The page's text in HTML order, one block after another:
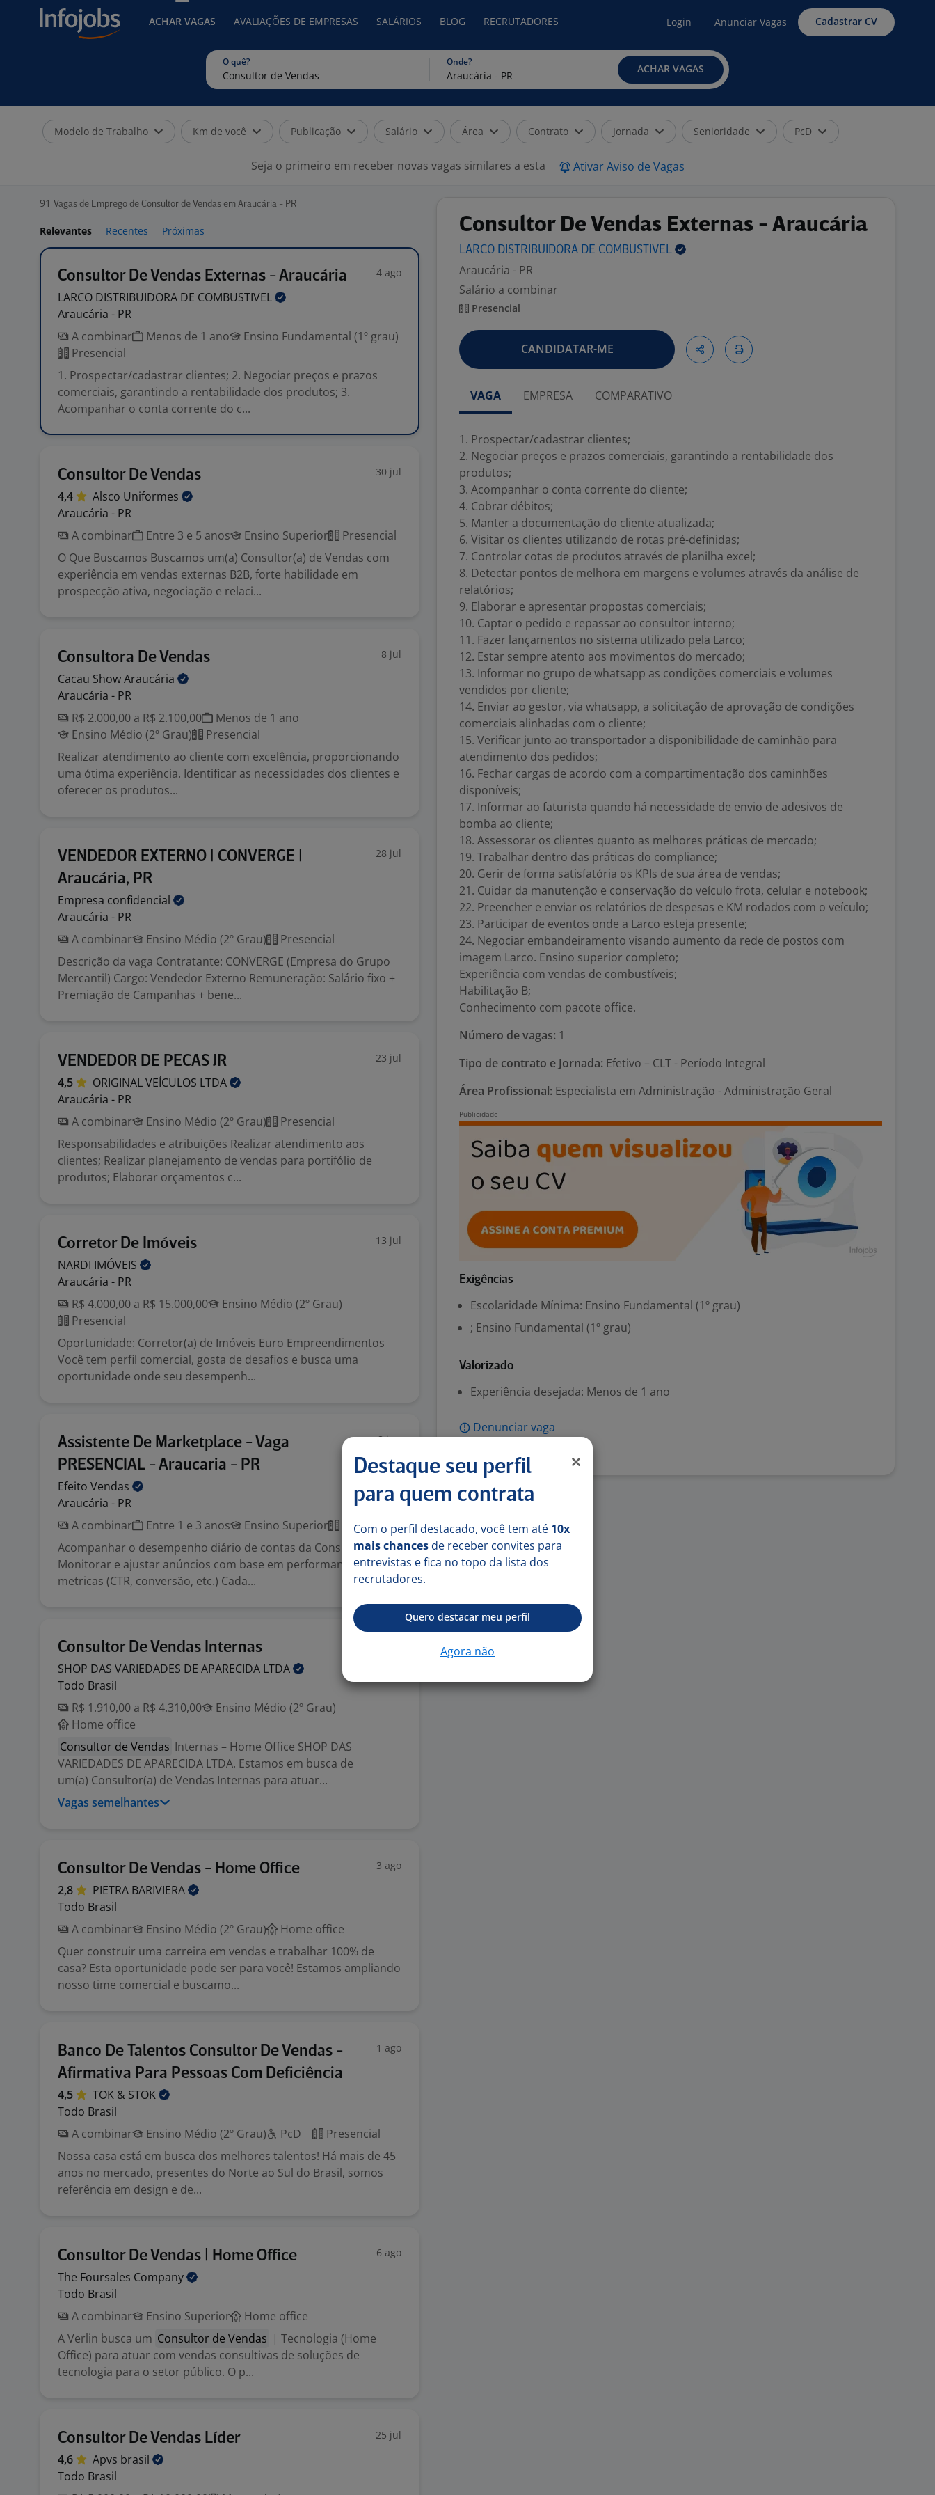
ACHAR VAGAS AVALIAÇÕES DE EMPRESAS SALÁRIOS BLOG RECRUTADORES Login Anunciar Vagas Cadastrar CV
O quê? Onde?
ACHAR VAGAS
Modelo de Trabalho Km de você Publicação Salário Área Contrato Jornada Senioridade PcD
Seja o primeiro em receber novas vagas similares a esta Ativar Aviso de Vagas
91 Vagas de Emprego de Consultor de Vendas em Araucária - PR
Relevantes Recentes Próximas
Consultor De Vendas Externas - Araucária 4 ago
LARCO DISTRIBUIDORA DE COMBUSTIVEL
Araucária - PR
A combinar
Menos de 1 ano
Ensino Fundamental (1º grau)
Presencial
1. Prospectar/cadastrar clientes; 2. Negociar preços e prazos
comerciais, garantindo a rentabilidade dos produtos; 3.
Acompanhar o conta corrente do c...
Consultor De Vendas 30 jul
4,4 Alsco Uniformes
Araucária - PR
A combinar
Entre 3 e 5 anos Ensino Superior
Presencial
O Que Buscamos Buscamos um(a) Consultor(a) de Vendas com
experiência em vendas externas B2B, forte habilidade em
prospecção ativa, negociação e relaci...
Consultora De Vendas 8 jul
Cacau ShowAraucária
Araucária - PR
R$ 2.000,00 a R$ 2.100,00
Menos de 1 ano
Ensino Médio (2º Grau)
Presencial
Realizar atendimento ao cliente com excelência, proporcionando
uma ótima experiência. Identificar as necessidades dos clientes e
oferecer os produtos...
VENDEDOR EXTERNO | CONVERGE |
Araucária, PR
28 jul
Empresa confidencial
Araucária - PR
A combinar
Ensino Médio (2º Grau)
Presencial
Descrição da vaga Contratante: CONVERGE (Empresa do Grupo
Mercantil) Cargo: Vendedor Externo Remuneração: Salário fixo +
Premiação de Campanhas + bene...
VENDEDOR DE PECAS JR 23 jul
4,5 ORIGINAL VEÍCULOS LTDA
Araucária - PR
A combinar
Ensino Médio (2º Grau)
Presencial
Responsabilidades e atribuições Realizar atendimento aos
clientes; Realizar planejamento de vendas para portifólio de
produtos; Elaborar orçamentos c...
Corretor De Imóveis 13 jul
NARDI IMÓVEIS
Araucária - PR
R$ 4.000,00 a R$ 15.000,00
Ensino Médio (2º Grau)
Presencial
Oportunidade: Corretor(a) de Imóveis Euro Empreendimentos
Você tem perfil comercial, gosta de desafios e busca uma
oportunidade onde seu desempenh...
Assistente De Marketplace - Vaga
PRESENCIAL - Araucaria - PR
8 jun
Efeito Vendas
Araucária - PR
A combinar
Entre 1 e 3 anos Ensino Superior
Presencial
Acompanhar o desempenho diário de contas da Consultoria.
Monitorar e ajustar anúncios com base em performance e
metricas (CTR, conversão, etc.) Cada...
Consultor De Vendas Internas
SHOP DAS VARIEDADES DE APARECIDA LTDA
Todo Brasil
R$ 1.910,00 a R$ 4.310,00
Ensino Médio (2º Grau)
Home office
Consultor de Vendas Internas – Home Office SHOP DAS
VARIEDADES DE APARECIDA LTDA. Estamos em busca de
um(a) Consultor(a) de Vendas Internas para atuar...
Vagas semelhantes
Consultor De Vendas - Home Office 3 ago
2,8 PIETRA BARIVIERA
Todo Brasil
A combinar
Ensino Médio (2º Grau)
Home office
Quer construir uma carreira em vendas e trabalhar 100% de
casa? Esta oportunidade pode ser para você! Estamos ampliando
nosso time comercial e buscamo...
Banco De Talentos Consultor De Vendas -
Afirmativa Para Pessoas Com Deficiência
1 ago
4,5 TOK & STOK
Todo Brasil
A combinar
Ensino Médio (2º Grau) PcD
Presencial
Nossa casa está em busca dos melhores talentos! Há mais de 45
anos no mercado, presentes do Norte ao Sul do Brasil, somos
referência em design e de...
Consultor De Vendas | Home Office 6 ago
The Foursales Company
Todo Brasil
A combinar
Ensino Superior
Home office
A Verlin busca um Consultor de Vendas | Tecnologia (Home
Office) para atuar com vendas consultivas de soluções de
tecnologia para o setor público. O p...
Consultor De Vendas Líder 25 jul
4,6 Apvs brasil
Todo Brasil
Consultor De Vendas Externas - Araucária
LARCO DISTRIBUIDORA DE COMBUSTIVEL
Araucária - PR
Salário a combinar
Presencial
CANDIDATAR-ME
VAGA EMPRESA COMPARATIVO
1. Prospectar/cadastrar clientes;
2. Negociar preços e prazos comerciais, garantindo a rentabilidade dos
produtos;
3. Acompanhar o conta corrente do cliente;
4. Cobrar débitos;
5. Manter a documentação do cliente atualizada;
6. Visitar os clientes utilizando de rotas pré-definidas;
7. Controlar cotas de produtos através de planilha excel;
8. Detectar pontos de melhora em margens e volumes através da análise de
relatórios;
9. Elaborar e apresentar propostas comerciais;
10. Captar o pedido e repassar ao consultor interno;
11. Fazer lançamentos no sistema utilizado pela Larco;
12. Estar sempre atento aos movimentos do mercado;
13. Informar no grupo de whatsapp as condições comerciais e volumes
vendidos por cliente;
14. Enviar ao gestor, via whatsapp, a solicitação de aprovação de condições
comerciais alinhadas com o cliente;
15. Verificar junto ao transportador a disponibilidade de caminhão para
atendimento dos pedidos;
16. Fechar cargas de acordo com a compartimentação dos caminhões
disponíveis;
17. Informar ao faturista quando há necessidade de envio de adesivos de
bomba ao cliente;
18. Assessorar os clientes quanto as melhores práticas de mercado;
19. Trabalhar dentro das práticas do compliance;
20. Gerir de forma satisfatória os KPIs de sua área de vendas;
21. Cuidar da manutenção e conservação do veículo frota, celular e notebook;
22. Preencher e enviar os relatórios de despesas e KM rodados com o veículo;
23. Participar de eventos onde a Larco esteja presente;
24. Negociar embandeiramento visando aumento da rede de postos com
imagem Larco. Ensino superior completo;
Experiência com vendas de combustíveis;
Habilitação B;
Conhecimento com pacote office.
Número de vagas: 1
Tipo de contrato e Jornada: Efetivo – CLT - Período Integral
Área Profissional: Especialista em Administração - Administração Geral
Exigências
Escolaridade Mínima: Ensino Fundamental (1º grau)
; Ensino Fundamental (1º grau)
Valorizado
Experiência desejada: Menos de 1 ano
Denunciar vaga
Destaque seu perfil
para quem contrata
Com o perfil destacado, você tem até 10x
mais chances de receber convites para
entrevistas e fica no topo da lista dos
recrutadores.
Quero destacar meu perfil
Agora não